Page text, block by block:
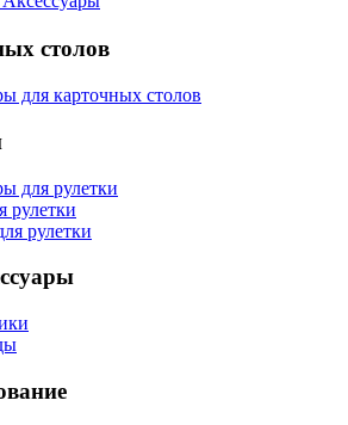
столов
для карточных столов
для рулетки
рулетки
рулетки